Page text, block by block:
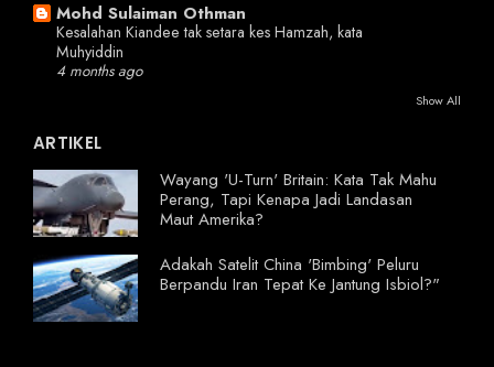
Mohd Sulaiman Othman
Kesalahan Kiandee tak setara kes Hamzah, kata
Muhyiddin
4 months ago
Show All
ARTIKEL
Wayang 'U-Turn' Britain: Kata Tak Mahu
Perang, Tapi Kenapa Jadi Landasan
Maut Amerika?
Adakah Satelit China 'Bimbing' Peluru
Berpandu Iran Tepat Ke Jantung Isbiol?"